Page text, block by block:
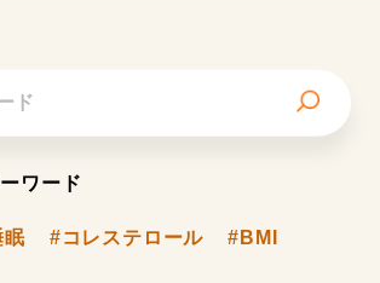
ワード
眠 #コレステロール #BMI